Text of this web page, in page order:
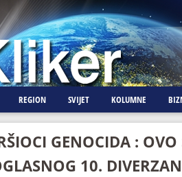
REGION SVIJET KOLUMNE
GENOCIDA :
10.